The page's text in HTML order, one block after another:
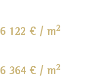
6 122 € / m2
6 364 € / m2